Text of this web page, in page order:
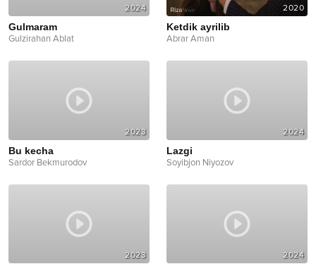
2024
Gulmaram
Gulzirahan Ablat
2020
Ketdik ayrilib
Abrar Aman
2023
Bu kecha
Sardor Bekmurodov
2024
Lazgi
Soyibjon Niyozov
2023 2024